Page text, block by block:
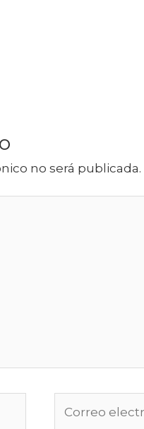
no será publicada.
electrónico*